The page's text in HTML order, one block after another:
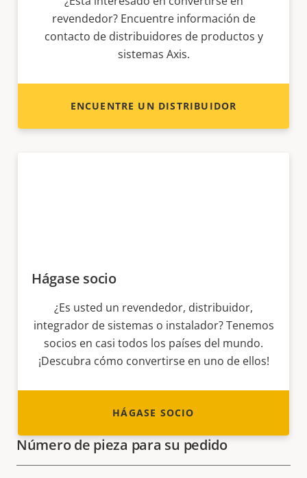
revendedor? Encuentre información de
contacto de distribuidores de productos y
sistemas Axis.
ENCUENTRE UN DISTRIBUIDOR
Hágase socio
¿Es usted un revendedor, distribuidor,
integrador de sistemas o instalador? Tenemos
socios en casi todos los países del mundo.
¡Descubra cómo convertirse en uno de ellos!
HÁGASE SOCIO
Número de pieza para su pedido